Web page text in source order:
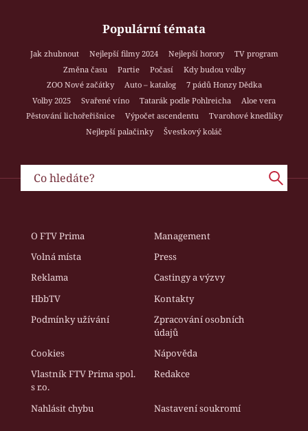
Populární témata
Jak zhubnout Nejlepší filmy 2024 Nejlepší horory
TV program
Změna času
Partie Počasí
Kdy budou volby
ZOO Nové začátky
Auto – katalog
7 pádů Honzy Dědka
Volby 2025
Svařené víno Tatarák podle Pohlreicha
Aloe vera
Pěstování lichořeřišnice
Výpočet ascendentu
Tvarohové knedlíky
Nejlepší palačinky
Švestkový koláč
O FTV Prima
Management
Volná místa
Press
Reklama
Castingy a výzvy
HbbTV
Kontakty
Podmínky užívání
Zpracování osobních
údajů
Cookies
Nápověda
Vlastník FTV Prima spol.
s r.o.
Redakce
Nahlásit chybu Nastavení soukromí